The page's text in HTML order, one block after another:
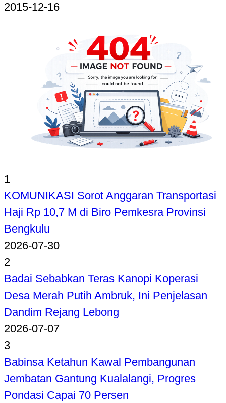
2015-12-16
1
KOMUNIKASI Sorot Anggaran Transportasi
Haji Rp 10,7 M di Biro Pemkesra Provinsi
Bengkulu
2026-07-30
2
Badai Sebabkan Teras Kanopi Koperasi
Desa Merah Putih Ambruk, Ini Penjelasan
Dandim Rejang Lebong
2026-07-07
3
Babinsa Ketahun Kawal Pembangunan
Jembatan Gantung Kualalangi, Progres
Pondasi Capai 70 Persen